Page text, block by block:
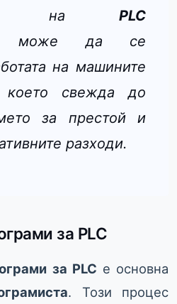
на PLC
може да се
на машините
което свежда до
за престой и
разходи.
за PLC
за PLC е основна
. Този процес